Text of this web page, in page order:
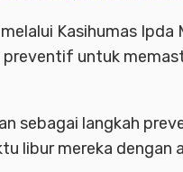
Kasihumas
preventif untuk
sebagai langkah
libur mereka dengan